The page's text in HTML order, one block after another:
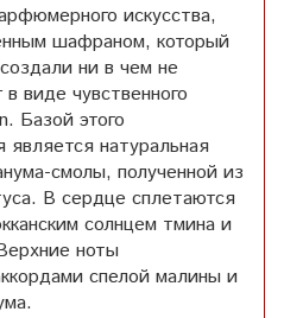
искусства,
шафраном, который
ни в чем не
виде чувственного
Базой этого
является натуральная
смолы, полученной из
В сердце сплетаются
солнцем тмина и
ноты
спелой малины и